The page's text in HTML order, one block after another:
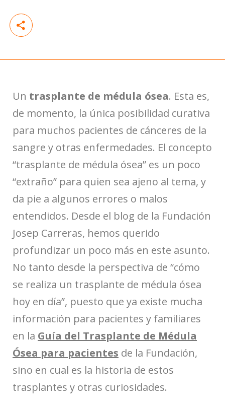
Un trasplante de médula ósea. Esta es,
de momento, la única posibilidad curativa
para muchos pacientes de cánceres de la
sangre y otras enfermedades. El concepto
“trasplante de médula ósea” es un poco
“extraño” para quien sea ajeno al tema, y
da pie a algunos errores o malos
entendidos. Desde el blog de la Fundación
Josep Carreras, hemos querido
profundizar un poco más en este asunto.
No tanto desde la perspectiva de “cómo
se realiza un trasplante de médula ósea
hoy en día”, puesto que ya existe mucha
información para pacientes y familiares
en la Guía del Trasplante de Médula
Ósea para pacientes de la Fundación,
sino en cual es la historia de estos
trasplantes y otras curiosidades.